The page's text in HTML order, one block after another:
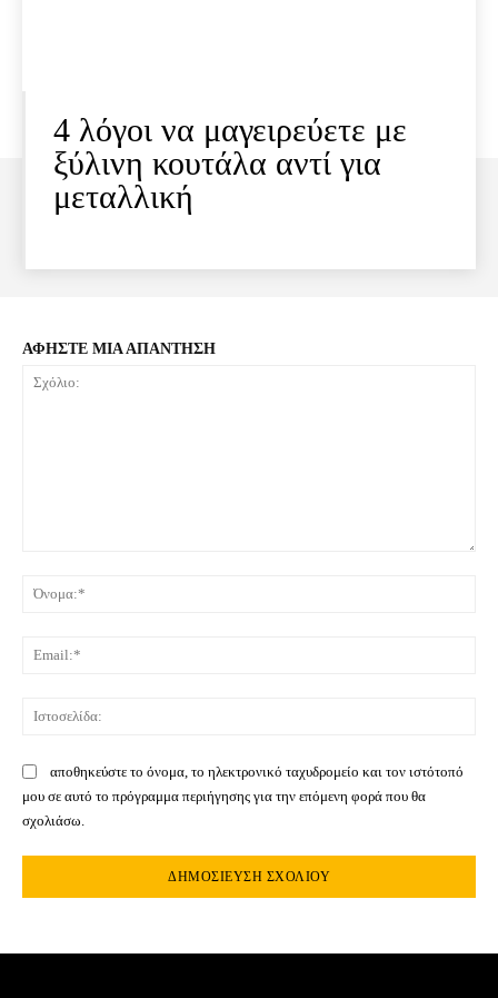
4 λόγοι να μαγειρεύετε με
ξύλινη κουτάλα αντί για
μεταλλική
ΑΦΗΣΤΕ ΜΙΑ ΑΠΑΝΤΗΣΗ
αποθηκεύστε το όνομα, το ηλεκτρονικό ταχυδρομείο και τον ιστότοπό
μου σε αυτό το πρόγραμμα περιήγησης για την επόμενη φορά που θα
σχολιάσω.